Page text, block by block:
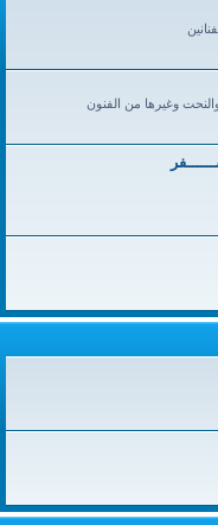
وغيرها من الفنون